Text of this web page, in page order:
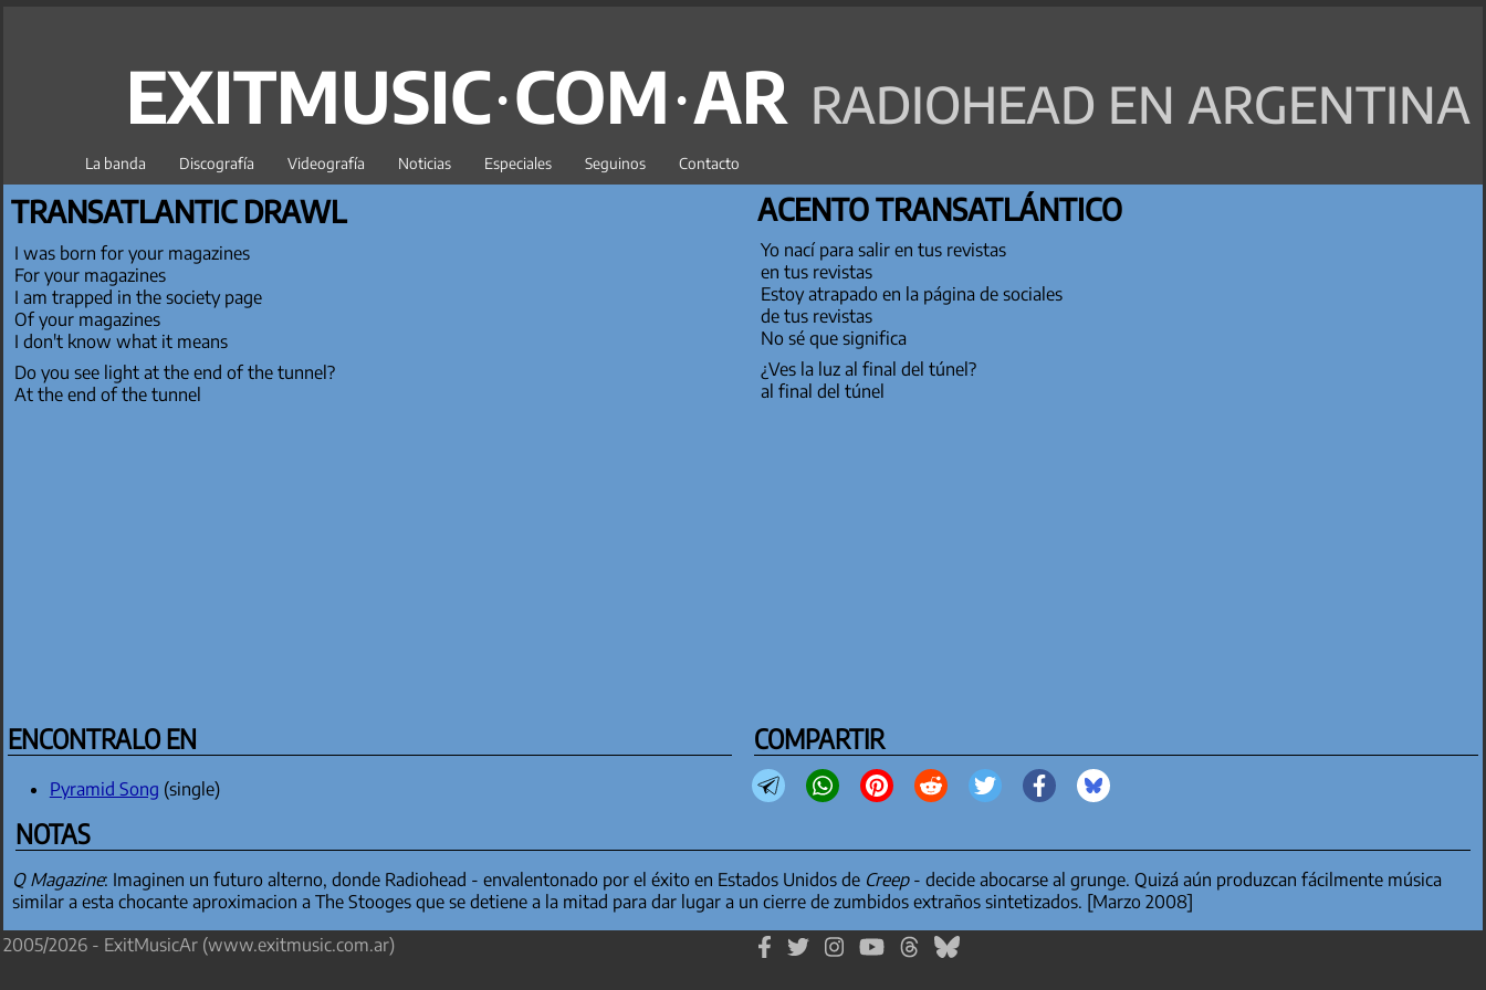
EXITMUSIC·COM·AR RADIOHEAD EN ARGENTINA
La banda Discografía Videografía Noticias Especiales Seguinos Contacto
TRANSATLANTIC DRAWL
I was born for your magazines
For your magazines
I am trapped in the society page
Of your magazines
I don't know what it means
Do you see light at the end of the tunnel?
At the end of the tunnel
ACENTO TRANSATLÁNTICO
Yo nací para salir en tus revistas
en tus revistas
Estoy atrapado en la página de sociales
de tus revistas
No sé que significa
¿Ves la luz al final del túnel?
al final del túnel
ENCONTRALO EN
Pyramid Song (single)
COMPARTIR
NOTAS
Q Magazine: Imaginen un futuro alterno, donde Radiohead - envalentonado por el éxito en Estados Unidos de Creep- decide abocarse al grunge. Quizá aún produzcan fácilmente música
similar a esta chocante aproximacion a The Stooges que se detiene a la mitad para dar lugar a un cierre de zumbidos extraños sintetizados. [Marzo 2008]
2005/2026 - ExitMusicAr (www.exitmusic.com.ar)